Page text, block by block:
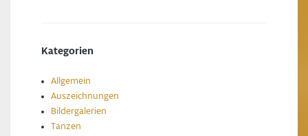
Kategorien
Allgemein
Auszeichnungen
Bildergalerien
Tanzen